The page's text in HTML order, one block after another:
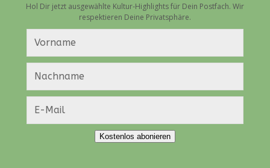
Hol Dir jetzt ausgewählte Kultur-Highlights für Dein Postfach. Wir
respektieren Deine Privatsphäre.
Kostenlos abonieren